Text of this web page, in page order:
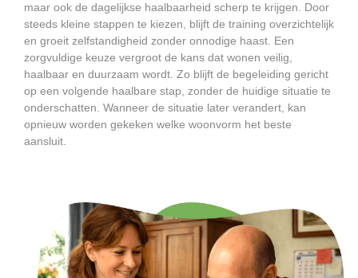
maar ook de dagelijkse haalbaarheid scherp te krijgen. Door
steeds kleine stappen te kiezen, blijft de training overzichtelijk
en groeit zelfstandigheid zonder onnodige haast. Een
zorgvuldige keuze vergroot de kans dat wonen veilig,
haalbaar en duurzaam wordt. Zo blijft de begeleiding gericht
op een volgende haalbare stap, zonder de huidige situatie te
onderschatten. Wanneer de situatie later verandert, kan
opnieuw worden gekeken welke woonvorm het beste
aansluit.